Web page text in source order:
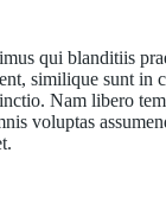
qui blanditiis
similique sunt
Nam libero
voluptas